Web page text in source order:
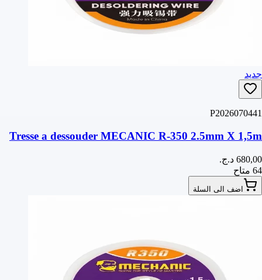
جديد
P2026070441
Tresse a dessouder MECANIC R-350 2.5mm X 1,5m
64 متاح
اضف الى السلة